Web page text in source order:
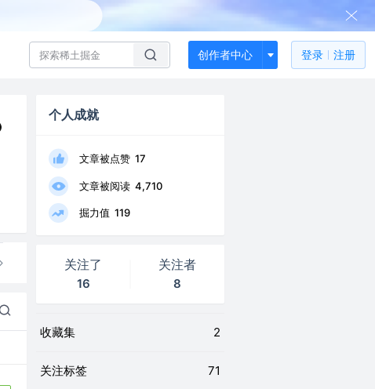
创作者中心 登录 注册
个人成就
文章被点赞 17
文章被阅读 4,710
掘力值 119
关注了
16
关注者
8
收藏集 2
关注标签 71